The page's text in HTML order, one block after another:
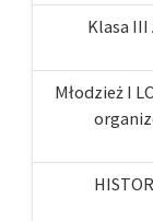
Klasa III
Młodzież I